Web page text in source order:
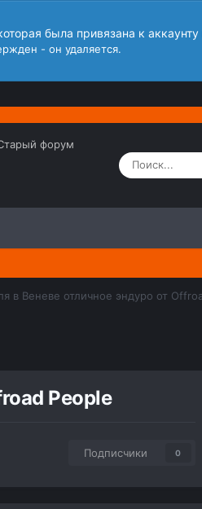
была привязана к
- он удаляется.
форум
в Веневе отличное эндуро от
People
Подписчики 0